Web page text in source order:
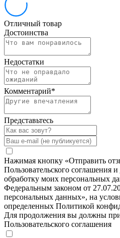
Отличный товар
Достоинства
Недостатки
Комментарий*
Представьтесь
Нажимая кнопку «Отправить
Пользовательского соглашения
обработку моих персональных
Федеральным законом от
персональных данных», на
определенных Политикой
Для продолжения вы должны
Пользовательского соглашения